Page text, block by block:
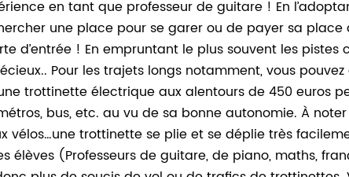
en tant que professeur de guitare ! En
une place pour se garer ou de payer sa
d’entrée ! En empruntant le plus souvent les
Pour les trajets longs notamment, vous
trottinette électrique aux alentours de 450 euros
bus, etc. au vu de sa bonne autonomie. À
vélos…une trottinette se plie et se déplie très
élèves (Professeurs de guitare, de piano, maths,